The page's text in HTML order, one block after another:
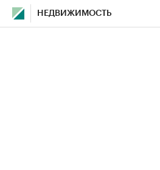
НЕДВИЖИМОСТЬ